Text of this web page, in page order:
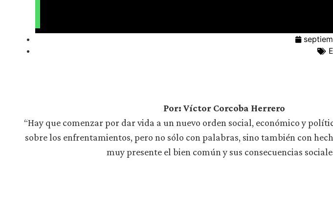
Por: Víctor Corcoba Herrero
“Hay que comenzar por dar vida a un nuevo orden social, económico y
sobre los enfrentamientos, pero no sólo con palabras, sino también con
muy presente el bien común y sus consecuencias